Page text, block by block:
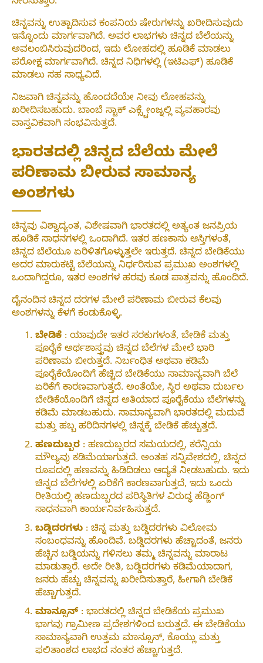
ಚಿನ್ನವನ್ನು ಉತ್ಪಾದಿಸುವ ಕಂಪನಿಯ ಷೇರುಗಳನ್ನು ಖರೀದಿಸುವುದು
ಇನ್ನೊಂದು ಮಾರ್ಗವಾಗಿದೆ. ಅವರ ಲಾಭಗಳು ಚಿನ್ನದ ಬೆಲೆಯನ್ನು
ಅವಲಂಬಿಸಿರುವುದರಿಂದ, ಇದು ಲೋಹದಲ್ಲಿ ಹೂಡಿಕೆ ಮಾಡಲು
ಪರೋಕ್ಷ ಮಾರ್ಗವಾಗಿದೆ. ಚಿನ್ನದ ನಿಧಿಗಳಲ್ಲಿ (ಇಟಿಎಫ್) ಹೂಡಿಕೆ
ಮಾಡಲು ಸಹ ಸಾಧ್ಯವಿದೆ.
ನಿಜವಾಗಿ ಚಿನ್ನವನ್ನು ಹೊಂದದೆಯೇ ನೀವು ಲೋಹವನ್ನು
ಖರೀದಿಸಬಹುದು. ಬಾಂಬೆ ಸ್ಟಾಕ್ ಎಕ್ಸ್ಚೇಂಜ್ನಲ್ಲಿ ವ್ಯವಹಾರವು
ವಾಸ್ತವಿಕವಾಗಿ ಸಂಭವಿಸುತ್ತದೆ.
ಭಾರತದಲ್ಲಿ ಚಿನ್ನದ ಬೆಲೆಯ ಮೇಲೆ
ಪರಿಣಾಮ ಬೀರುವ ಸಾಮಾನ್ಯ
ಅಂಶಗಳು
ಚಿನ್ನವು ವಿಶ್ವಾದ್ಯಂತ, ವಿಶೇಷವಾಗಿ ಭಾರತದಲ್ಲಿ ಅತ್ಯಂತ ಜನಪ್ರಿಯ
ಹೂಡಿಕೆ ಸಾಧನಗಳಲ್ಲಿ ಒಂದಾಗಿದೆ. ಇತರ ಹಣಕಾಸು ಆಸ್ತಿಗಳಂತೆ,
ಚಿನ್ನದ ಬೆಲೆಯೂ ಏರಿಳಿತಗೊಳ್ಳುತ್ತಲೇ ಇರುತ್ತದೆ. ಚಿನ್ನದ ಬೇಡಿಕೆಯು
ಅದರ ಮಾರುಕಟ್ಟೆ ಬೆಲೆಯನ್ನು ನಿರ್ಧರಿಸುವ ಪ್ರಮುಖ ಅಂಶಗಳಲ್ಲಿ
ಒಂದಾಗಿದ್ದರೂ, ಇತರ ಅಂಶಗಳ ಹರವು ಕೂಡ ಪಾತ್ರವನ್ನು ಹೊಂದಿದೆ.
ದೈನಂದಿನ ಚಿನ್ನದ ದರಗಳ ಮೇಲೆ ಪರಿಣಾಮ ಬೀರುವ ಕೆಲವು
ಅಂಶಗಳನ್ನು ಕೆಳಗೆ ಕಂಡುಕೊಳ್ಳಿ.
ಬೇಡಿಕೆ : ಯಾವುದೇ ಇತರ ಸರಕುಗಳಂತೆ, ಬೇಡಿಕೆ ಮತ್ತು
ಪೂರೈಕೆ ಅರ್ಥಶಾಸ್ತ್ರವು ಚಿನ್ನದ ಬೆಲೆಗಳ ಮೇಲೆ ಭಾರಿ
ಪರಿಣಾಮ ಬೀರುತ್ತದೆ. ನಿರ್ಬಂಧಿತ ಅಥವಾ ಕಡಿಮೆ
ಪೂರೈಕೆಯೊಂದಿಗೆ ಹೆಚ್ಚಿದ ಬೇಡಿಕೆಯು ಸಾಮಾನ್ಯವಾಗಿ ಬೆಲೆ
ಏರಿಕೆಗೆ ಕಾರಣವಾಗುತ್ತದೆ. ಅಂತೆಯೇ, ಸ್ಥಿರ ಅಥವಾ ದುರ್ಬಲ
ಬೇಡಿಕೆಯೊಂದಿಗೆ ಚಿನ್ನದ ಅತಿಯಾದ ಪೂರೈಕೆಯು ಬೆಲೆಗಳನ್ನು
ಕಡಿಮೆ ಮಾಡಬಹುದು. ಸಾಮಾನ್ಯವಾಗಿ ಭಾರತದಲ್ಲಿ ಮದುವೆ
ಮತ್ತು ಹಬ್ಬ ಹರಿದಿನಗಳಲ್ಲಿ ಚಿನ್ನಕ್ಕೆ ಬೇಡಿಕೆ ಹೆಚ್ಚುತ್ತದೆ.
ಹಣದುಬ್ಬರ : ಹಣದುಬ್ಬರದ ಸಮಯದಲ್ಲಿ, ಕರೆನ್ಸಿಯ
ಮೌಲ್ಯವು ಕಡಿಮೆಯಾಗುತ್ತದೆ. ಅಂತಹ ಸನ್ನಿವೇಶದಲ್ಲಿ, ಚಿನ್ನದ
ರೂಪದಲ್ಲಿ ಹಣವನ್ನು ಹಿಡಿದಿಡಲು ಆದ್ಯತೆ ನೀಡಬಹುದು. ಇದು
ಚಿನ್ನದ ಬೆಲೆಗಳಲ್ಲಿ ಏರಿಕೆಗೆ ಕಾರಣವಾಗುತ್ತದೆ, ಇದು ಒಂದು
ರೀತಿಯಲ್ಲಿ ಹಣದುಬ್ಬರದ ಪರಿಸ್ಥಿತಿಗಳ ವಿರುದ್ಧ ಹೆಡ್ಜಿಂಗ್
ಸಾಧನವಾಗಿ ಕಾರ್ಯನಿರ್ವಹಿಸುತ್ತದೆ.
ಬಡ್ಡಿದರಗಳು : ಚಿನ್ನ ಮತ್ತು ಬಡ್ಡಿದರಗಳು ವಿಲೋಮ
ಸಂಬಂಧವನ್ನು ಹೊಂದಿವೆ. ಬಡ್ಡಿದರಗಳು ಹೆಚ್ಚಾದಂತೆ, ಜನರು
ಹೆಚ್ಚಿನ ಬಡ್ಡಿಯನ್ನು ಗಳಿಸಲು ತಮ್ಮ ಚಿನ್ನವನ್ನು ಮಾರಾಟ
ಮಾಡುತ್ತಾರೆ. ಅದೇ ರೀತಿ, ಬಡ್ಡಿದರಗಳು ಕಡಿಮೆಯಾದಾಗ,
ಜನರು ಹೆಚ್ಚು ಚಿನ್ನವನ್ನು ಖರೀದಿಸುತ್ತಾರೆ, ಹೀಗಾಗಿ ಬೇಡಿಕೆ
ಹೆಚ್ಚಾಗುತ್ತದೆ.
ಮಾನ್ಸೂನ್ : ಭಾರತದಲ್ಲಿ ಚಿನ್ನದ ಬೇಡಿಕೆಯ ಪ್ರಮುಖ
ಭಾಗವು ಗ್ರಾಮೀಣ ಪ್ರದೇಶಗಳಿಂದ ಬರುತ್ತದೆ. ಈ ಬೇಡಿಕೆಯು
ಸಾಮಾನ್ಯವಾಗಿ ಉತ್ತಮ ಮಾನ್ಸೂನ್, ಕೊಯ್ಲು ಮತ್ತು
ಫಲಿತಾಂಶದ ಲಾಭದ ನಂತರ ಹೆಚ್ಚಾಗುತ್ತದೆ.